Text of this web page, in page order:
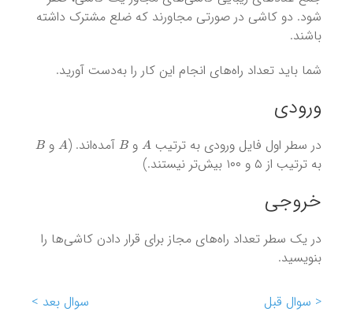
شود. دو کاشی در صورتی مجاورند که ضلع مشترک داشته
باشند.
شما باید تعداد را‌ه‌های انجام این کار را به‌دست آورید.
ورودی
در سطر اول فایل ورودی به ترتیب A و B آمده‌اند. (A وB
به ترتیب از ۵ و ۱۰۰ بیش‌تر نیستند.)
خروجی
در یک سطر تعداد راه‌های مجاز برای قرار دادن کاشی‌ها را
بنویسید.
< سوال قبل سوال بعد >